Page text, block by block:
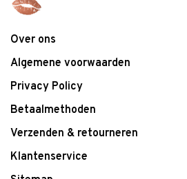
Over ons
Algemene voorwaarden
Privacy Policy
Betaalmethoden
Verzenden & retourneren
Klantenservice